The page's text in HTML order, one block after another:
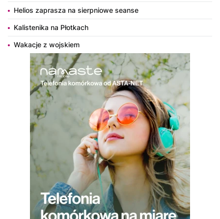
Helios zaprasza na sierpniowe seanse
Kalistenika na Płotkach
Wakacje z wojskiem